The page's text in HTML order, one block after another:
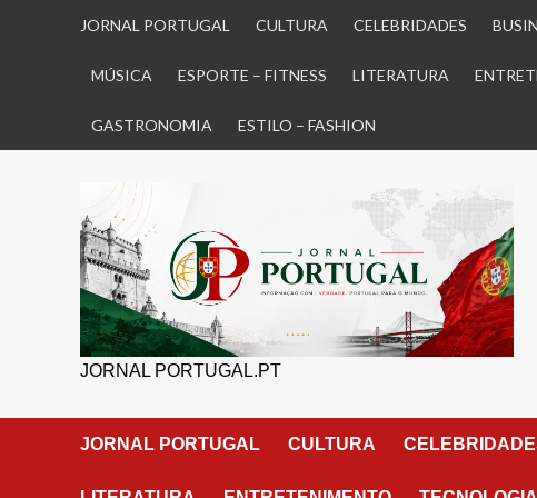
JORNAL PORTUGAL CULTURA CELEBRIDADES
MÚSICA ESPORTE – FITNESS LITERATURA
GASTRONOMIA ESTILO – FASHION
JORNAL PORTUGAL.PT
JORNAL PORTUGAL CULTURA